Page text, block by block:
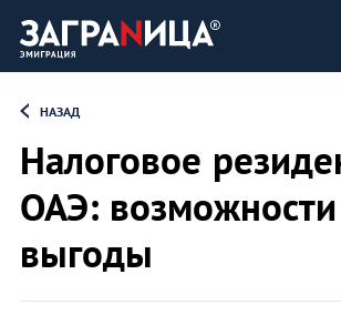
НАЗАД
Налоговое
ОАЭ:
выгоды